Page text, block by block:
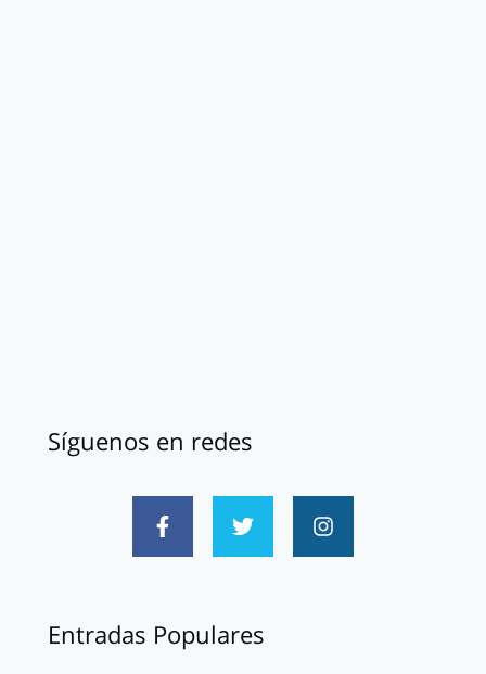
Síguenos en redes
Entradas Populares